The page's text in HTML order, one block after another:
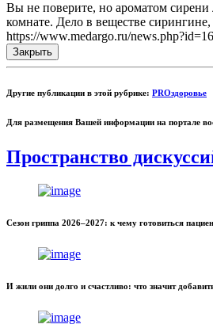
Вы не поверите, но ароматом сирени
комнате. Дело в веществе
https://www.medargo.ru/
Закрыть
Другие публикации в этой рубрике: PROздоровье
Для размещения Вашей информации на портале
Пространство
Сезон гриппа 2026–2027: к чему готовиться
И жили они долго и счастливо: что значит